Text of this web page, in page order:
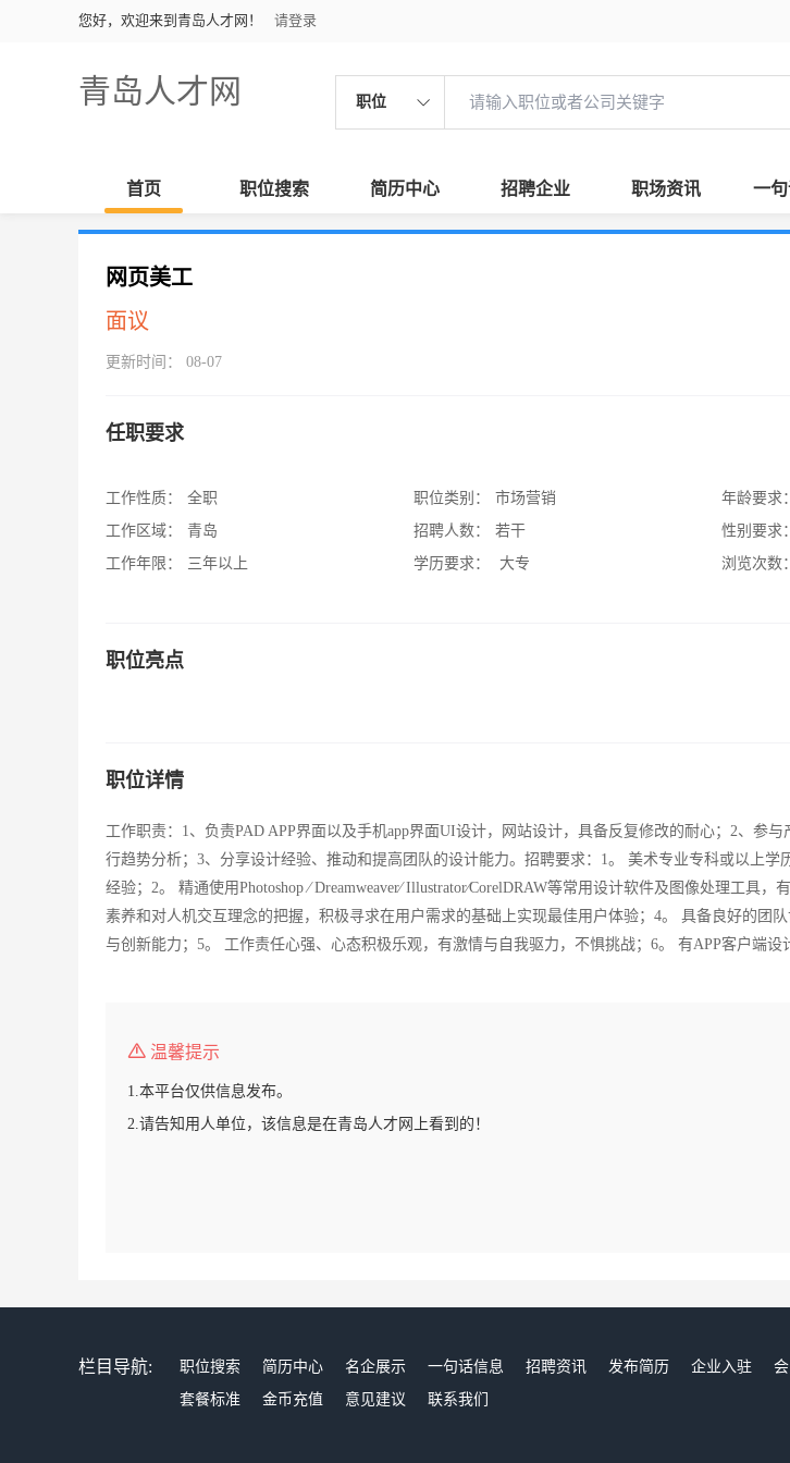
您好，欢迎来到青岛人才网！ 请登录
青岛人才网 职位
首页 职位搜索 简历中心 招聘企业 职场资讯 一
网页美工
面议
更新时间： 08-07
任职要求
工作性质：
全职
工作区域：
青岛
工作年限：
三年以上
职位类别：
市场营销
招聘人数：
若干
学历要求：
大专
年龄要求：
性别要求：
浏览次数：
职位亮点
职位详情
工作职责：1、负责PAD APP界面以及手机app界面UI设计，网站设计，具备反复修改的耐心；2、参
行趋势分析；3、分享设计经验、推动和提高团队的设计能力。招聘要求：1。 美术专业专科或以上学
经验；2。 精通使用Photoshop ∕ Dreamweaver∕ Illustrator∕CorelDRAW等常用设计软件及图像处理工具
素养和对人机交互理念的把握，积极寻求在用户需求的基础上实现最佳用户体验；4。 具备良好的团
与创新能力；5。 工作责任心强、心态积极乐观，有激情与自我驱力，不惧挑战；6。 有APP客户端设
温馨提示
1.本平台仅供信息发布。
2.请告知用人单位，该信息是在青岛人才网上看到的！
栏目导航: 职位搜索 简历中心 名企展示 一句话信息 招聘资讯 发布简历 企业入驻
套餐标准
金币充值 意见建议 联系我们